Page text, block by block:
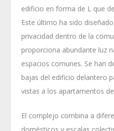
edificio en forma de L que
Este último ha sido
privacidad dentro de la
proporciona abundante luz
espacios comunes. Se han
bajas del edificio delantero
vistas a los apartamentos
El complejo combina a